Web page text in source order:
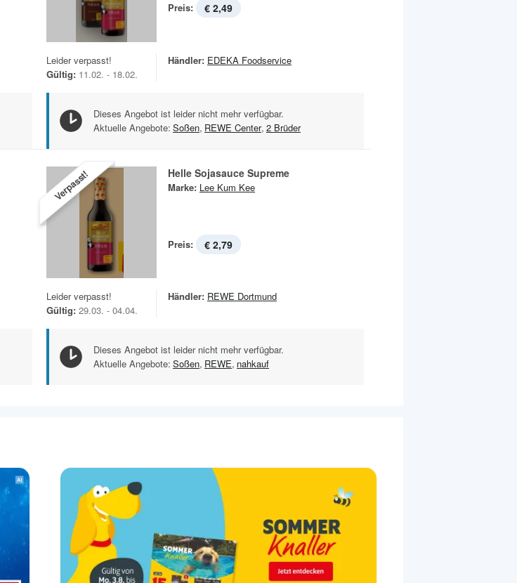
Preis: € 2,49
Leider verpasst!
Gültig: 11.02. - 18.02.
Händler: EDEKA Foodservice
Dieses Angebot ist leider nicht mehr verfügbar.
Aktuelle Angebote: Soßen, REWE Center, 2 Brüder
Verpasst! Helle Sojasauce Supreme
Marke: Lee Kum Kee
Preis: € 2,79
Leider verpasst!
Gültig: 29.03. - 04.04.
Händler: REWE Dortmund
Dieses Angebot ist leider nicht mehr verfügbar.
Aktuelle Angebote: Soßen, REWE, nahkauf